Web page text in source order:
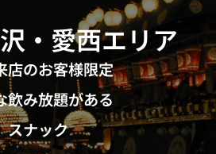
・ 愛西エリア
店のお客様限定
飲み放題がある
スナック